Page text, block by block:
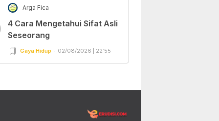
Arga Fica
4 Cara Mengetahui Sifat Asli
Seseorang
Gaya Hidup 02/08/2026 | 22:55